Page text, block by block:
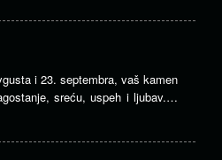
i 23. septembra, vaš kamen
sreću, uspeh i ljubav.…